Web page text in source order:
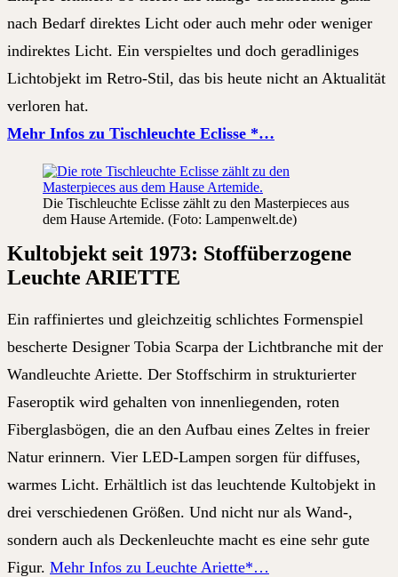
nach Bedarf direktes Licht oder auch mehr oder weniger
indirektes Licht. Ein verspieltes und doch geradliniges
Lichtobjekt im Retro-Stil, das bis heute nicht an Aktualität
verloren hat.
Mehr Infos zu Tischleuchte Eclisse *…
Die Tischleuchte Eclisse zählt zu den Masterpieces aus
dem Hause Artemide. (Foto: Lampenwelt.de)
Kultobjekt seit 1973: Stoffüberzogene
Leuchte ARIETTE
Ein raffiniertes und gleichzeitig schlichtes Formenspiel
bescherte Designer Tobia Scarpa der Lichtbranche mit der
Wandleuchte Ariette. Der Stoffschirm in strukturierter
Faseroptik wird gehalten von innenliegenden, roten
Fiberglasbögen, die an den Aufbau eines Zeltes in freier
Natur erinnern. Vier LED-Lampen sorgen für diffuses,
warmes Licht. Erhältlich ist das leuchtende Kultobjekt in
drei verschiedenen Größen. Und nicht nur als Wand-,
sondern auch als Deckenleuchte macht es eine sehr gute
Figur. Mehr Infos zu Leuchte Ariette*…